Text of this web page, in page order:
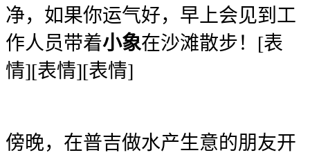
净，如果你运气好，早上会见到工
作人员带着小象在沙滩散步！[表
情][表情][表情]
傍晚，在普吉做水产生意的朋友开